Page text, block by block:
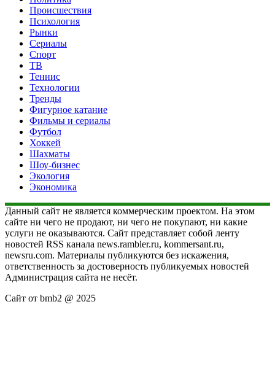
Происшествия
Психология
Рынки
Сериалы
Спорт
ТВ
Теннис
Технологии
Тренды
Фигурное катание
Фильмы и сериалы
Футбол
Хоккей
Шахматы
Шоу-бизнес
Экология
Экономика
Данный сайт не является коммерческим проектом. На этом
сайте ни чего не продают, ни чего не покупают, ни какие
услуги не оказываются. Сайт представляет собой ленту
новостей RSS канала news.rambler.ru, kommersant.ru,
newsru.com. Материалы публикуются без искажения,
ответственность за достоверность публикуемых новостей
Администрация сайта не несёт.
Сайт от bmb2 @ 2025